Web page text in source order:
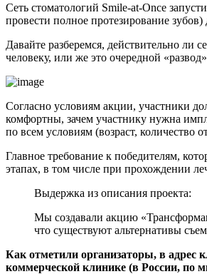
Сеть стоматологий Smile-at-Once
провести полное протезирование
Давайте разберемся, действительно ли
человеку, или же это очередной
Согласно условиям акции, участники
комфортны, зачем участнику нужна
по всем условиям (возраст, количество
Главное требование к победителям,
этапах, в том числе при прохождении
Выдержка из описания проекта:
Мы создавали акцию
что существуют альтернативы
Как отметили организаторы, в адрес
коммерческой клинике (в России, по